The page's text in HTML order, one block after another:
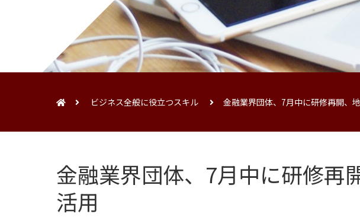
ビジネス全般に役立つスキル 金融業界団体、7月中に研修再開、
金融業界団体、7月中に研修再
活用